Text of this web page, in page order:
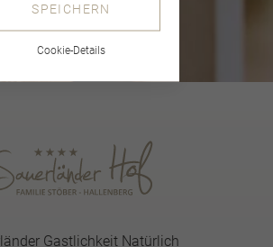
Gastlichkeit Natürlich
SPEICHERN
Cookie-Details